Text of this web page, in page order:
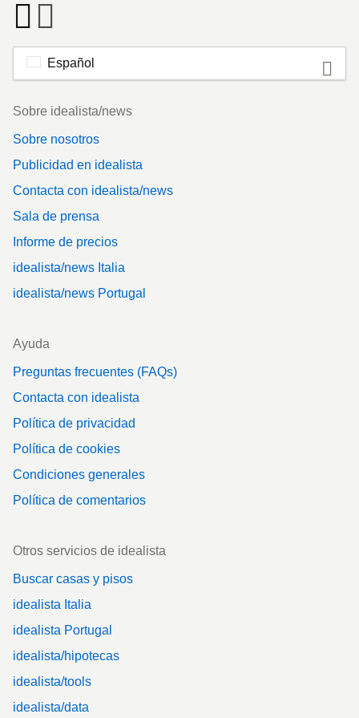
Español
Footer
Sobre idealista/news
Sobre nosotros
Publicidad en idealista
Contacta con idealista/news
Sala de prensa
Informe de precios
idealista/news Italia
idealista/news Portugal
Ayuda
Preguntas frecuentes (FAQs)
Contacta con idealista
Política de privacidad
Política de cookies
Condiciones generales
Política de comentarios
Otros servicios de idealista
Buscar casas y pisos
idealista Italia
idealista Portugal
idealista/hipotecas
idealista/tools
idealista/data